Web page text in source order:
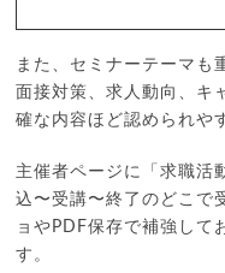
また、セミナーテーマも
面接対策、求人動向、キ
確な内容ほど認められや
主催者ページに「求職活
込〜受講〜終了のどこで
ョやPDF保存で補強して
す。